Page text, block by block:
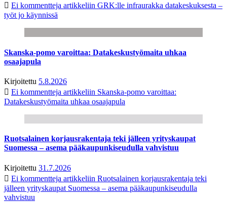
Ei kommentteja artikkeliin GRK:lle infraurakka datakeskuksesta –
työt jo käynnissä
Skanska-pomo varoittaa: Datakeskustyömaita uhkaa
osaajapula
Kirjoitettu 5.8.2026
Ei kommentteja artikkeliin Skanska-pomo varoittaa:
Datakeskustyömaita uhkaa osaajapula
Ruotsalainen korjausrakentaja teki jälleen yrityskaupat
Suomessa – asema pääkaupunkiseudulla vahvistuu
Kirjoitettu 31.7.2026
Ei kommentteja artikkeliin Ruotsalainen korjausrakentaja teki
jälleen yrityskaupat Suomessa – asema pääkaupunkiseudulla
vahvistuu